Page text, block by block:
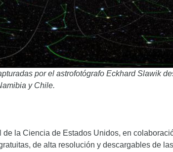
por el astrofotógrafo Eckhard Slawik
y Chile.
la Ciencia de Estados Unidos, en
de alta resolución y descargables de